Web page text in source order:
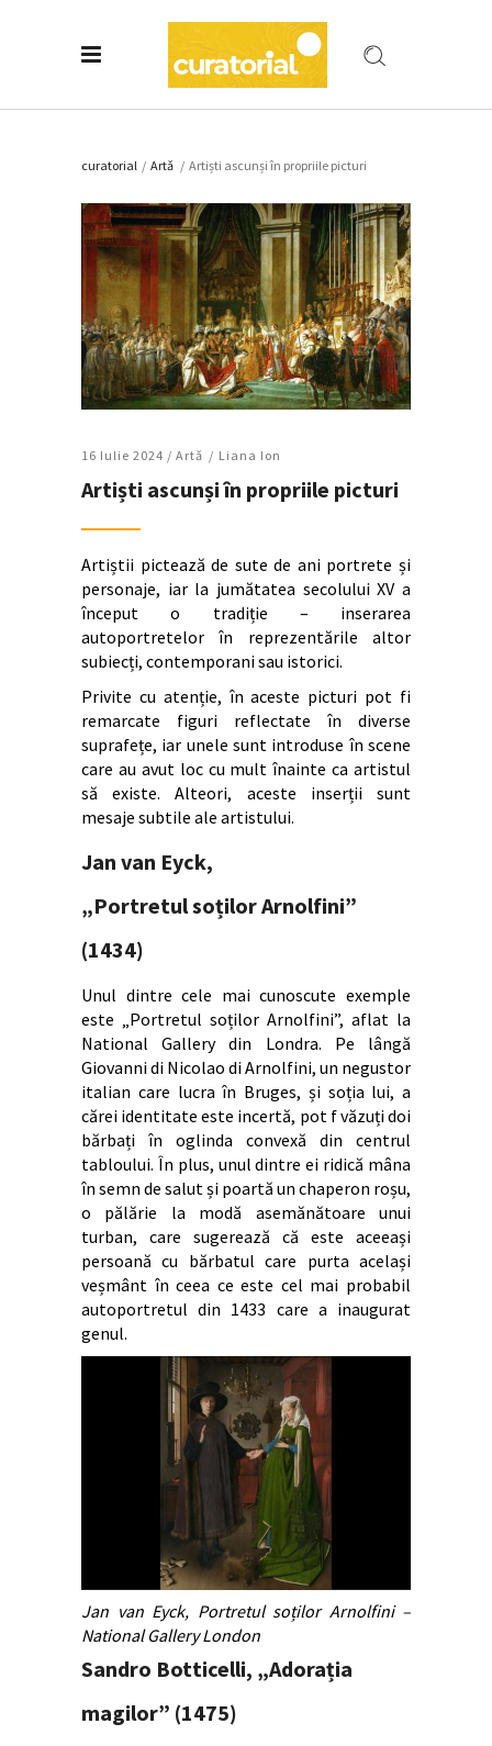
curatorial / Artǎ / Artiști ascunși în propriile picturi
16 Iulie 2024 / Artǎ Liana Ion
Artiști ascunși în propriile picturi
Artiștii pictează de sute de ani portrete și
personaje, iar la jumătatea secolului XV a
început o tradiție – inserarea
autoportretelor în reprezentările altor
subiecți, contemporani sau istorici.
Privite cu atenție, în aceste picturi pot fi
remarcate figuri reflectate în diverse
suprafețe, iar unele sunt introduse în scene
care au avut loc cu mult înainte ca artistul
să existe. Alteori, aceste inserții sunt
mesaje subtile ale artistului.
Jan van Eyck,
„Portretul soților Arnolfini”
(1434)
Unul dintre cele mai cunoscute exemple
este „Portretul soților Arnolfini”, aflat la
National Gallery din Londra. Pe lângă
Giovanni di Nicolao di Arnolfini, un negustor
italian care lucra în Bruges, și soția lui, a
cărei identitate este incertă, pot f văzuți doi
bărbați în oglinda convexă din centrul
tabloului. În plus, unul dintre ei ridică mâna
în semn de salut și poartă un chaperon roșu,
o pălărie la modă asemănătoare unui
turban, care sugerează că este aceeași
persoană cu bărbatul care purta același
veșmânt în ceea ce este cel mai probabil
autoportretul din 1433 care a inaugurat
genul.
Jan van Eyck, Portretul soților Arnolfini –
National Gallery London
Sandro Botticelli, „Adorația
magilor” (1475)